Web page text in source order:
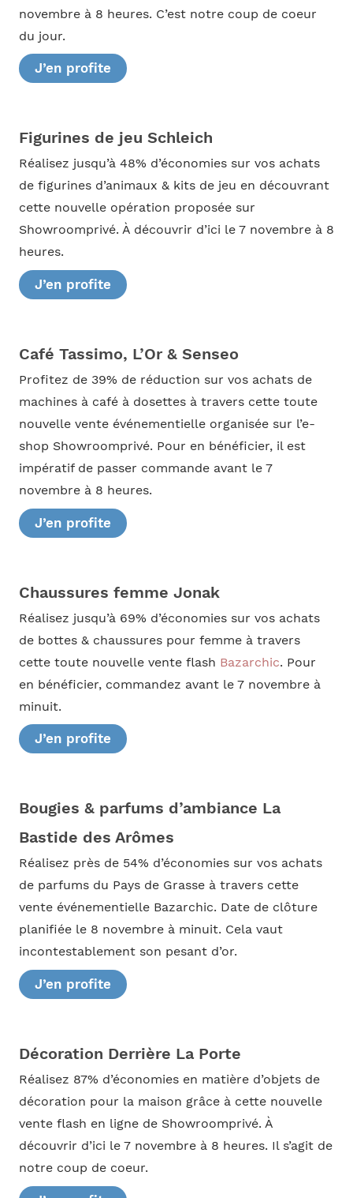
novembre à 8 heures. C’est notre coup de coeur
du jour.
J’en profite
Figurines de jeu Schleich
Réalisez jusqu’à 48% d’économies sur vos achats
de figurines d’animaux & kits de jeu en découvrant
cette nouvelle opération proposée sur
Showroomprivé. À découvrir d’ici le 7 novembre à 8
heures.
J’en profite
Café Tassimo, L’Or & Senseo
Profitez de 39% de réduction sur vos achats de
machines à café à dosettes à travers cette toute
nouvelle vente événementielle organisée sur l’e-
shop Showroomprivé. Pour en bénéficier, il est
impératif de passer commande avant le 7
novembre à 8 heures.
J’en profite
Chaussures femme Jonak
Réalisez jusqu’à 69% d’économies sur vos achats
de bottes & chaussures pour femme à travers
cette toute nouvelle vente flash Bazarchic. Pour
en bénéficier, commandez avant le 7 novembre à
minuit.
J’en profite
Bougies & parfums d’ambiance La
Bastide des Arômes
Réalisez près de 54% d’économies sur vos achats
de parfums du Pays de Grasse à travers cette
vente événementielle Bazarchic. Date de clôture
planifiée le 8 novembre à minuit. Cela vaut
incontestablement son pesant d’or.
J’en profite
Décoration Derrière La Porte
Réalisez 87% d’économies en matière d’objets de
décoration pour la maison grâce à cette nouvelle
vente flash en ligne de Showroomprivé. À
découvrir d’ici le 7 novembre à 8 heures. Il s’agit de
notre coup de coeur.